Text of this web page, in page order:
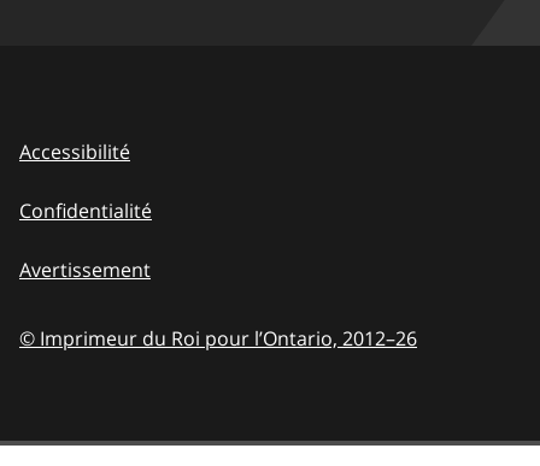
Accessibilité
Confidentialité
Avertissement
© Imprimeur du Roi pour l’Ontario, 2012–26